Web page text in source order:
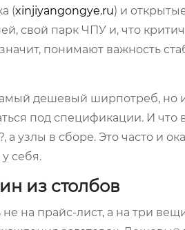
(xinjiyangongye.ru) и
свой парк ЧПУ и, что
понимают важность
дешевый ширпотреб, но
под спецификации. И
а узлы в сборе. Это часто и
себя.
из столбов
на прайс-лист, а на три